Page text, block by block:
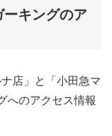
ーキングのア
店」と「小田急マ
へのアクセス情報